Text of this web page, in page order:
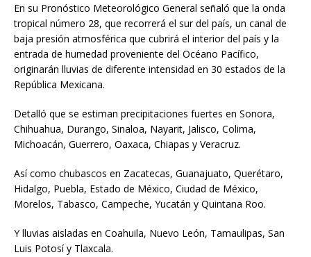
En su Pronóstico Meteorológico General señaló que la onda
tropical número 28, que recorrerá el sur del país, un canal de
baja presión atmosférica que cubrirá el interior del país y la
entrada de humedad proveniente del Océano Pacífico,
originarán lluvias de diferente intensidad en 30 estados de la
República Mexicana.
Detalló que se estiman precipitaciones fuertes en Sonora,
Chihuahua, Durango, Sinaloa, Nayarit, Jalisco, Colima,
Michoacán, Guerrero, Oaxaca, Chiapas y Veracruz.
Así como chubascos en Zacatecas, Guanajuato, Querétaro,
Hidalgo, Puebla, Estado de México, Ciudad de México,
Morelos, Tabasco, Campeche, Yucatán y Quintana Roo.
Y lluvias aisladas en Coahuila, Nuevo León, Tamaulipas, San
Luis Potosí y Tlaxcala.